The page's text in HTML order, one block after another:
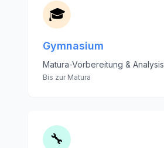
🎓
Gymnasium
Matura-Vorbereitung & Analysis
Bis zur Matura
🔧